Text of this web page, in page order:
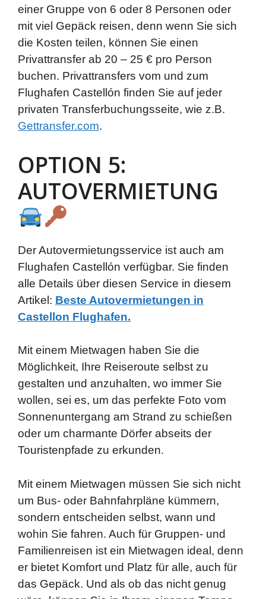
einer Gruppe von 6 oder 8 Personen oder
mit viel Gepäck reisen, denn wenn Sie sich
die Kosten teilen, können Sie einen
Privattransfer ab 20 – 25 € pro Person
buchen. Privattransfers vom und zum
Flughafen Castellón finden Sie auf jeder
privaten Transferbuchungsseite, wie z.B.
Gettransfer.com.
OPTION 5:
AUTOVERMIETUNG
Der Autovermietungsservice ist auch am
Flughafen Castellón verfügbar. Sie finden
alle Details über diesen Service in diesem
Artikel: Beste Autovermietungen in
Castellon Flughafen.
Mit einem Mietwagen haben Sie die
Möglichkeit, Ihre Reiseroute selbst zu
gestalten und anzuhalten, wo immer Sie
wollen, sei es, um das perfekte Foto vom
Sonnenuntergang am Strand zu schießen
oder um charmante Dörfer abseits der
Touristenpfade zu erkunden.
Mit einem Mietwagen müssen Sie sich nicht
um Bus- oder Bahnfahrpläne kümmern,
sondern entscheiden selbst, wann und
wohin Sie fahren. Auch für Gruppen- und
Familienreisen ist ein Mietwagen ideal, denn
er bietet Komfort und Platz für alle, auch für
das Gepäck. Und als ob das nicht genug